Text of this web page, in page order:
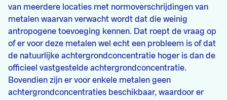
van meerdere locaties met normoverschrijdingen van
metalen waarvan verwacht wordt dat die weinig
antropogene toevoeging kennen. Dat roept de vraag op
of er voor deze metalen wel echt een probleem is of dat
de natuurlijke achtergrondconcentratie hoger is dan de
officieel vastgestelde achtergrondconcentratie.
Bovendien zijn er voor enkele metalen geen
achtergrondconcentraties beschikbaar, waardoor er